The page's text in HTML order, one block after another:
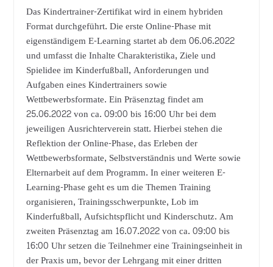
Das Kindertrainer-Zertifikat wird in einem hybriden
Format durchgeführt. Die erste Online-Phase mit
eigenständigem E-Learning startet ab dem 06.06.2022
und umfasst die Inhalte Charakteristika, Ziele und
Spielidee im Kinderfußball, Anforderungen und
Aufgaben eines Kindertrainers sowie
Wettbewerbsformate. Ein Präsenztag findet am
25.06.2022 von ca. 09:00 bis 16:00 Uhr bei dem
jeweiligen Ausrichterverein statt. Hierbei stehen die
Reflektion der Online-Phase, das Erleben der
Wettbewerbsformate, Selbstverständnis und Werte sowie
Elternarbeit auf dem Programm. In einer weiteren E-
Learning-Phase geht es um die Themen Training
organisieren, Trainingsschwerpunkte, Lob im
Kinderfußball, Aufsichtspflicht und Kinderschutz. Am
zweiten Präsenztag am 16.07.2022 von ca. 09:00 bis
16:00 Uhr setzen die Teilnehmer eine Trainingseinheit in
der Praxis um, bevor der Lehrgang mit einer dritten